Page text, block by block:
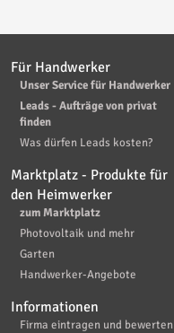
Für Handwerker
Unser Service für Handwerker
Leads - Aufträge von privat
finden
Was dürfen Leads kosten?
Marktplatz - Produkte für
den Heimwerker
zum Marktplatz
Photovoltaik und mehr
Garten
Handwerker-Angebote
Informationen
Firma eintragen und bewerten